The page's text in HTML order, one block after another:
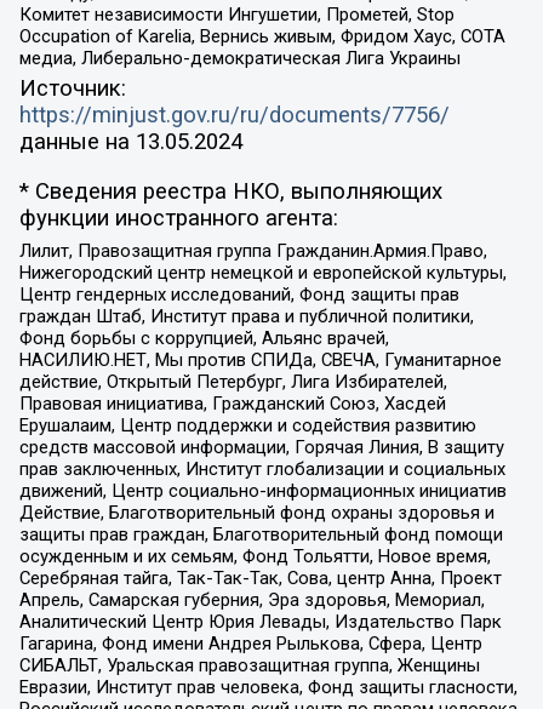
Комитет независимости Ингушетии, Прометей, Stop
Occupation of Karelia, Вернись живым, Фридом Хаус, СОТА
медиа, Либерально-демократическая Лига Украины
Источник:
https://minjust.gov.ru/ru/documents/7756/
данные на 13.05.2024
* Сведения реестра НКО, выполняющих
функции иностранного агента:
Лилит, Правозащитная группа Гражданин.Армия.Право,
Нижегородский центр немецкой и европейской культуры,
Центр гендерных исследований, Фонд защиты прав
граждан Штаб, Институт права и публичной политики,
Фонд борьбы с коррупцией, Альянс врачей,
НАСИЛИЮ.НЕТ, Мы против СПИДа, СВЕЧА, Гуманитарное
действие, Открытый Петербург, Лига Избирателей,
Правовая инициатива, Гражданский Союз, Хасдей
Ерушалаим, Центр поддержки и содействия развитию
средств массовой информации, Горячая Линия, В защиту
прав заключенных, Институт глобализации и социальных
движений, Центр социально-информационных инициатив
Действие, Благотворительный фонд охраны здоровья и
защиты прав граждан, Благотворительный фонд помощи
осужденным и их семьям, Фонд Тольятти, Новое время,
Серебряная тайга, Так-Так-Так, Сова, центр Анна, Проект
Апрель, Самарская губерния, Эра здоровья, Мемориал,
Аналитический Центр Юрия Левады, Издательство Парк
Гагарина, Фонд имени Андрея Рылькова, Сфера, Центр
СИБАЛЬТ, Уральская правозащитная группа, Женщины
Евразии, Институт прав человека, Фонд защиты гласности,